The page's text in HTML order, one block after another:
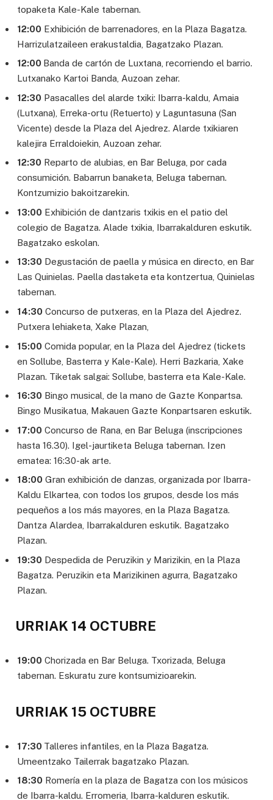
topaketa Kale-Kale tabernan.
12:00 Exhibición de barrenadores, en la Plaza Bagatza.
Harrizulatzaileen erakustaldia, Bagatzako Plazan.
12:00 Banda de cartón de Luxtana, recorriendo el barrio.
Lutxanako Kartoi Banda, Auzoan zehar.
12:30 Pasacalles del alarde txiki: Ibarra-kaldu, Amaia
(Lutxana), Erreka-ortu (Retuerto) y Laguntasuna (San
Vicente) desde la Plaza del Ajedrez. Alarde txikiaren
kalejira Erraldoiekin, Auzoan zehar.
12:30 Reparto de alubias, en Bar Beluga, por cada
consumición. Babarrun banaketa, Beluga tabernan.
Kontzumizio bakoitzarekin.
13:00 Exhibición de dantzaris txikis en el patio del
colegio de Bagatza. Alade txikia, Ibarrakalduren eskutik.
Bagatzako eskolan.
13:30 Degustación de paella y música en directo, en Bar
Las Quinielas. Paella dastaketa eta kontzertua, Quinielas
tabernan.
14:30 Concurso de putxeras, en la Plaza del Ajedrez.
Putxera lehiaketa, Xake Plazan,
15:00 Comida popular, en la Plaza del Ajedrez (tickets
en Sollube, Basterra y Kale-Kale). Herri Bazkaria, Xake
Plazan. Tiketak salgai: Sollube, basterra eta Kale-Kale.
16:30 Bingo musical, de la mano de Gazte Konpartsa.
Bingo Musikatua, Makauen Gazte Konpartsaren eskutik.
17:00 Concurso de Rana, en Bar Beluga (inscripciones
hasta 16.30). Igel-jaurtiketa Beluga tabernan. Izen
ematea: 16:30-ak arte.
18:00 Gran exhibición de danzas, organizada por Ibarra-
Kaldu Elkartea, con todos los grupos, desde los más
pequeños a los más mayores, en la Plaza Bagatza.
Dantza Alardea, Ibarrakalduren eskutik. Bagatzako
Plazan.
19:30 Despedida de Peruzikin y Marizikin, en la Plaza
Bagatza. Peruzikin eta Marizikinen agurra, Bagatzako
Plazan.
URRIAK 14 OCTUBRE
19:00 Chorizada en Bar Beluga. Txorizada, Beluga
tabernan. Eskuratu zure kontsumizioarekin.
URRIAK 15 OCTUBRE
17:30 Talleres infantiles, en la Plaza Bagatza.
Umeentzako Tailerrak bagatzako Plazan.
18:30 Romería en la plaza de Bagatza con los músicos
de Ibarra-kaldu. Erromeria, Ibarra-kalduren eskutik.